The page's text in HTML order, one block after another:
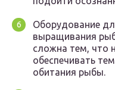
Оборудование
выращивания
сложна тем, что
обеспечивать
обитания рыбы.